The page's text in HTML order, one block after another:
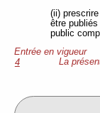
(ii)
être
public
Entrée en vigueur
4
La